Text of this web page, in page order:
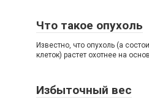
Что такое опухоль
Известно, что опухоль (а
клеток) растет охотнее на
Избыточный вес